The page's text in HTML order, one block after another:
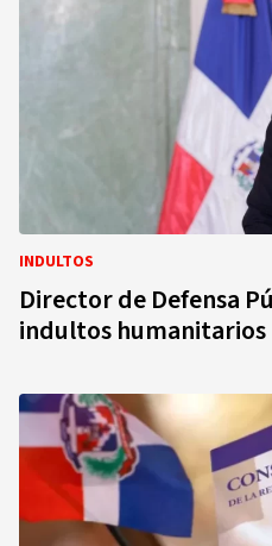
INDULTOS
Director de Defensa
indultos humanitarios